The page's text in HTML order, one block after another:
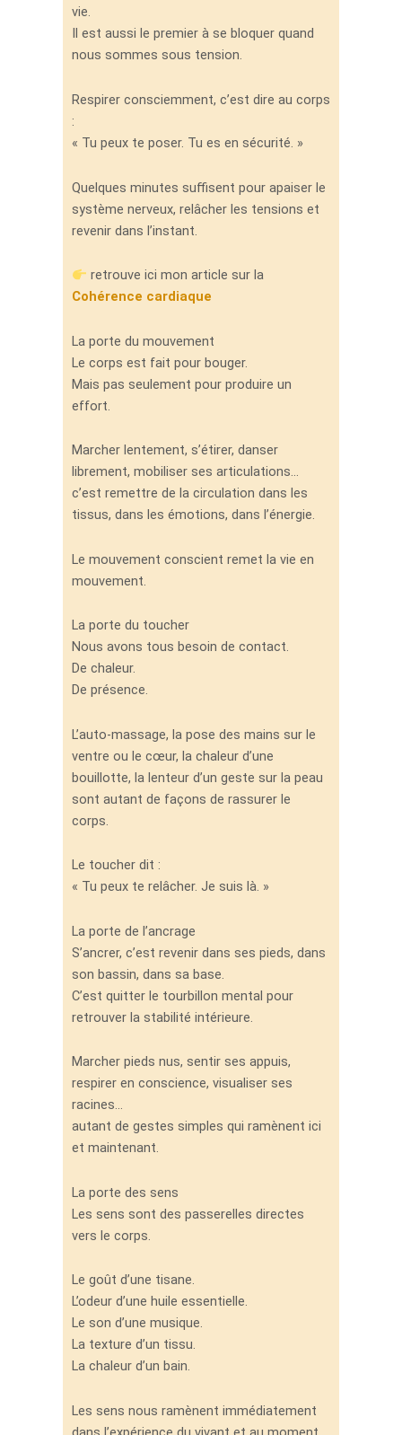
vie.
Il est aussi le premier à se bloquer quand
nous sommes sous tension.
Respirer consciemment, c’est dire au corps
:
« Tu peux te poser. Tu es en sécurité. »
Quelques minutes suffisent pour apaiser le
système nerveux, relâcher les tensions et
revenir dans l’instant.
retrouve ici mon article sur la
Cohérence cardiaque
La porte du mouvement
Le corps est fait pour bouger.
Mais pas seulement pour produire un
effort.
Marcher lentement, s’étirer, danser
librement, mobiliser ses articulations…
c’est remettre de la circulation dans les
tissus, dans les émotions, dans l’énergie.
Le mouvement conscient remet la vie en
mouvement.
La porte du toucher
Nous avons tous besoin de contact.
De chaleur.
De présence.
L’auto-massage, la pose des mains sur le
ventre ou le cœur, la chaleur d’une
bouillotte, la lenteur d’un geste sur la peau
sont autant de façons de rassurer le
corps.
Le toucher dit :
« Tu peux te relâcher. Je suis là. »
La porte de l’ancrage
S’ancrer, c’est revenir dans ses pieds, dans
son bassin, dans sa base.
C’est quitter le tourbillon mental pour
retrouver la stabilité intérieure.
Marcher pieds nus, sentir ses appuis,
respirer en conscience, visualiser ses
racines…
autant de gestes simples qui ramènent ici
et maintenant.
La porte des sens
Les sens sont des passerelles directes
vers le corps.
Le goût d’une tisane.
L’odeur d’une huile essentielle.
Le son d’une musique.
La texture d’un tissu.
La chaleur d’un bain.
Les sens nous ramènent immédiatement